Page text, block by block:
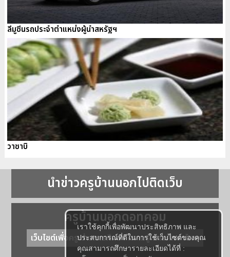
เราใช้คุกกี้เพื่อพัฒนาประสิทธิภาพ และ
ประสบการณ์ที่ดีในการใช้เว็บไซต์ของคุณ
คุณสามารถศึกษารายละเอียดได้ที่ :
ลีมูซีนรถประจำตำแหน่งผู้นำสหรัฐฯ
วาซาบิ
นำข่าวครูบ้านนอกไปติดเว็บ
ครูบ้านนอกดอทคอม
เว็บไซต์เพื่อครู ข่าวการศึกษา ความรู้ การศึกษาไทย